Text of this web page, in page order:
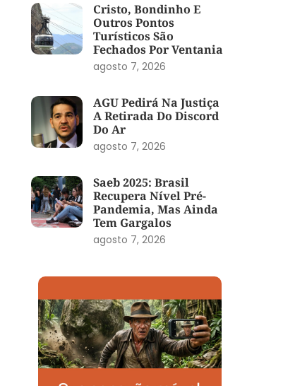
Cristo, Bondinho E
Outros Pontos
Turísticos São
Fechados Por Ventania
agosto 7, 2026
AGU Pedirá Na Justiça
A Retirada Do Discord
Do Ar
agosto 7, 2026
Saeb 2025: Brasil
Recupera Nível Pré-
Pandemia, Mas Ainda
Tem Gargalos
agosto 7, 2026